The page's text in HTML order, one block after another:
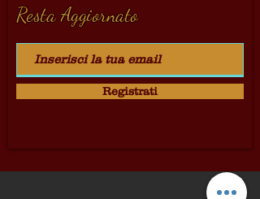
Resta Aggiornato
Registrati